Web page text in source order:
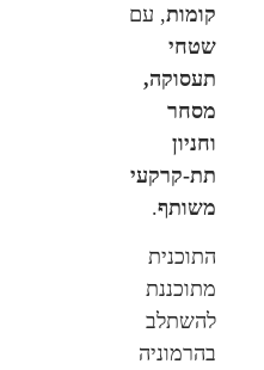
קומות, עם
שטחי
תעסוקה,
מסחר
וחניון
תת-קרקעי
משותף.
התוכנית
מתוכננת
להשתלב
בהרמוניה